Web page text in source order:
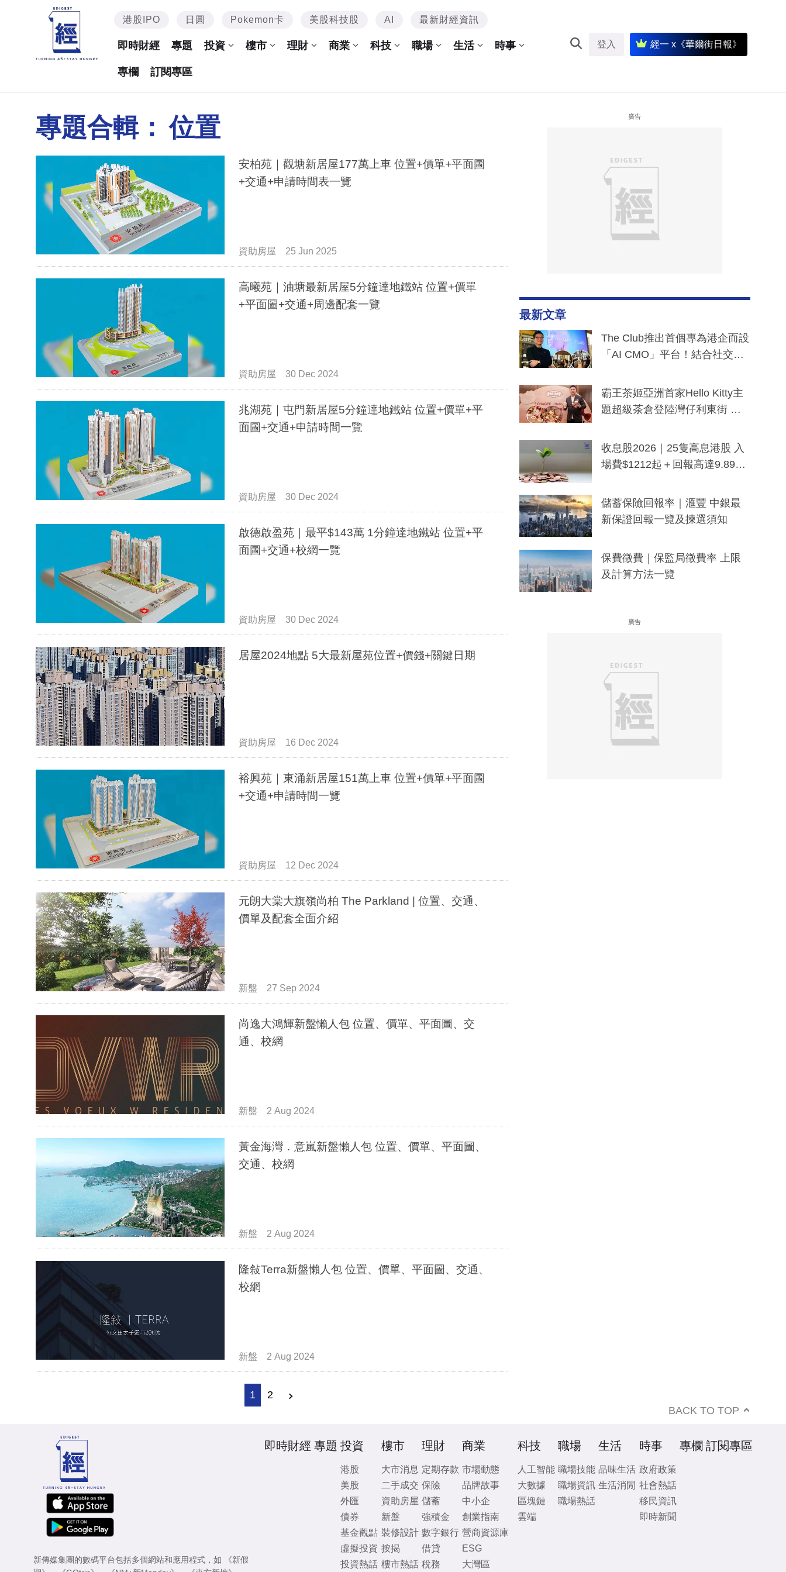
港股IPO 日圓 Pokemon卡 美股科技股 AI 最新財經資訊
即時財經 專題 投資 樓市 理財 商業 科技 職場 生活 時事
專欄 訂閱專區
登入 經一 x《華爾街日報》
專題合輯： 位置
安柏苑｜觀塘新居屋177萬上車 位置+價單+平面圖
+交通+申請時間表一覽
資助房屋 25 Jun 2025
高曦苑｜油塘最新居屋5分鐘達地鐵站 位置+價單
+平面圖+交通+周邊配套一覽
資助房屋 30 Dec 2024
兆湖苑｜屯門新居屋5分鐘達地鐵站 位置+價單+平
面圖+交通+申請時間一覽
資助房屋 30 Dec 2024
啟德啟盈苑｜最平$143萬 1分鐘達地鐵站 位置+平
面圖+交通+校網一覽
資助房屋 30 Dec 2024
居屋2024地點 5大最新屋苑位置+價錢+關鍵日期
資助房屋 16 Dec 2024
裕興苑｜東涌新居屋151萬上車 位置+價單+平面圖
+交通+申請時間一覽
資助房屋 12 Dec 2024
元朗大棠大旗嶺尚柏 The Parkland | 位置、交通、
價單及配套全面介紹
新盤 27 Sep 2024
尚逸大鴻輝新盤懶人包 位置、價單、平面圖、交
通、校網
新盤 2 Aug 2024
黃金海灣．意嵐新盤懶人包 位置、價單、平面圖、
交通、校網
新盤 2 Aug 2024
隆敍Terra新盤懶人包 位置、價單、平面圖、交通、
校網
新盤 2 Aug 2024
1 2
廣告
最新文章
The Club推出首個專為港企而設
「AI CMO」平台！結合社交聆
分鐘生成「貼地」宣傳短片
霸王茶姬亞洲首家Hello Kitty主
題超級茶倉登陸灣仔利東街 推
y及香港限定特調系列
收息股2026｜25隻高息港股 入
場費$1212起＋回報高達9.89
儲蓄保險回報率｜滙豐 中銀最
新保證回報一覽及揀選須知
保費徵費｜保監局徵費率 上限
及計算方法一覽
廣告
BACK TO TOP
新傳媒集團的數碼平台包括多個網站和應用程式，如
《新假
即時財經 專題 投資
港股
美股
外匯
債券
基金觀點
虛擬投資
投資熱話
樓市
大市消息
二手成交
資助房屋
新盤
裝修設計
按揭
樓市熱話
理財
定期存款
保險
儲蓄
強積金
數字銀行
借貸
稅務
商業
市場動態
品牌故事
中小企
創業指南
營商資源庫
ESG
大灣區
科技
人工智能
大數據
區塊鏈
雲端
職場
職場技能
職場資訊
職場熱話
生活
品味生活
生活消閒
時事
政府政策
社會熱話
移民資訊
即時新聞
專欄 訂閱專區